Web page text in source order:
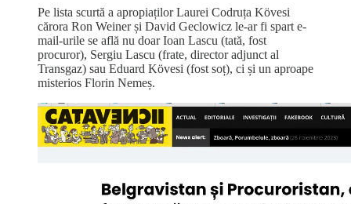
Pe lista scurtă a apropiaților Laurei Codruța Kövesi
cărora Ron Weiner și David Geclowicz le-ar fi spart e-
mail-urile se află nu doar Ioan Lascu (tată, fost
procuror), Sergiu Lascu (frate, director adjunct al
Transgaz) sau Eduard Kövesi (fost soț), ci și un aproape
misterios Florin Nemeș.